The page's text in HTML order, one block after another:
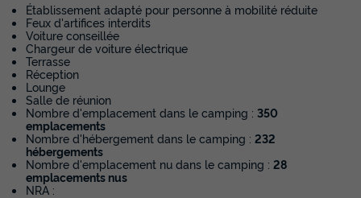
MOBILHOME 4 personnes - Mobile-home IBARDIN**** 4
personnes
du29/08/2026
Meilleur prix pour 7 nuits
Modifier les dates
490 €
Voir les disponibilités
Établissement adapté pour personne à mobilité réduite
Feux d'artifices interdits
Voiture conseillée
Chargeur de voiture électrique
Terrasse
Réception
Lounge
Salle de réunion
Nombre d'emplacement dans le camping : 350
emplacements
Nombre d'hébergement dans le camping : 232
hébergements
Nombre d'emplacement nu dans le camping : 28
emplacements nus
NRA :